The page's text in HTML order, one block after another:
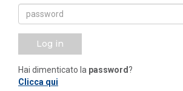
Log in
Hai dimenticato la password ?
Clicca qui